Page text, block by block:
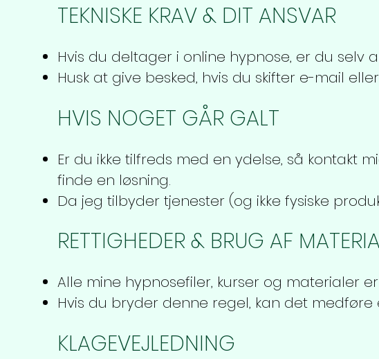
TEKNISKE KRAV & DIT ANSVAR
Hvis du deltager i online hypnose, er du
Husk at give besked, hvis du skifter e-mail
HVIS NOGET GÅR GALT
Er du ikke tilfreds med en ydelse, så kontakt
finde en løsning.
Da jeg tilbyder tjenester (og ikke fysiske
RETTIGHEDER & BRUG AF
Alle mine hypnosefiler, kurser og materialer
Hvis du bryder denne regel, kan det medføre
KLAGEVEJLEDNING